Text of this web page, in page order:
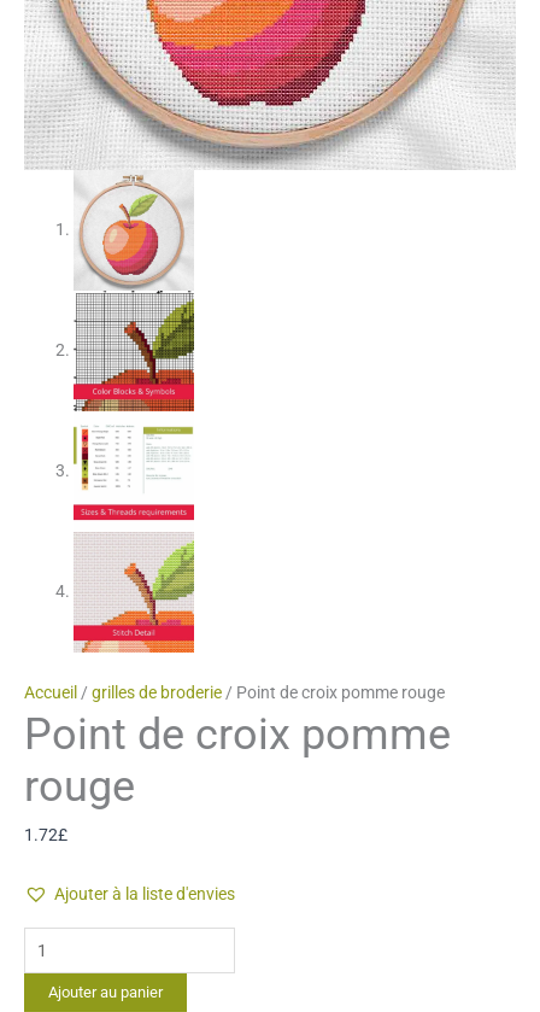
Accueil / grilles de broderie / Point de croix pomme rouge
Point de croix pomme
rouge
1.72£
Ajouter à la liste d'envies
quantité
de
PointAjouter au panier